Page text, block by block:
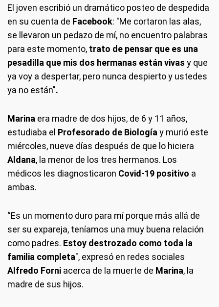
El joven escribió un dramático posteo de despedida
en su cuenta de Facebook: "Me cortaron las alas,
se llevaron un pedazo de mí, no encuentro palabras
para este momento, trato de pensar que es una
pesadilla que mis dos hermanas están vivas y que
ya voy a despertar, pero nunca despierto y ustedes
ya no están".
Marina era madre de dos hijos, de 6 y 11 años,
estudiaba el Profesorado de Biología y murió este
miércoles, nueve días después de que lo hiciera
Aldana, la menor de los tres hermanos. Los
médicos les diagnosticaron Covid-19 positivo a
ambas.
“Es un momento duro para mí porque más allá de
ser su expareja, teníamos una muy buena relación
como padres. Estoy destrozado como toda la
familia completa", expresó en redes sociales
Alfredo Forni acerca de la muerte de Marina, la
madre de sus hijos.